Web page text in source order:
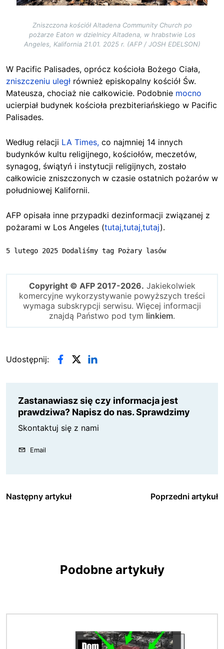
Zniszczona kościół Altadena Community Church po
pożarze Eaton w dzielnicy Altadena, w hrabstwie Los
Angeles, Kalifornia 21.01. 2025 r. (AFP / JOSH EDELSON)
W Pacific Palisades, oprócz kościoła Bożego Ciała,
zniszczeniu uległ również episkopalny kościół Św.
Mateusza, chociaż nie całkowicie. Podobnie mocno
ucierpiał budynek kościoła prezbiteriańskiego w Pacific
Palisades.
Według relacji LA Times, co najmniej 14 innych
budynków kultu religijnego, kościołów, meczetów,
synagog, świątyń i instytucji religijnych, zostało
całkowicie zniszczonych w czasie ostatnich pożarów w
południowej Kalifornii.
AFP opisała inne przypadki dezinformacji związanej z
pożarami w Los Angeles (tutaj,tutaj,tutaj).
5 lutego 2025 Dodaliśmy tag Pożary lasów
Copyright © AFP 2017-2026. Jakiekolwiek
komercyjne wykorzystywanie powyższych treści
wymaga subskrypcji serwisu. Więcej informacji
znajdą Państwo pod tym linkiem.
Udostępnij:
Zastanawiasz się czy informacja jest
prawdziwa? Napisz do nas. Sprawdzimy
Skontaktuj się z nami
Email
Następny artykuł Poprzedni artykuł
Podobne artykuły